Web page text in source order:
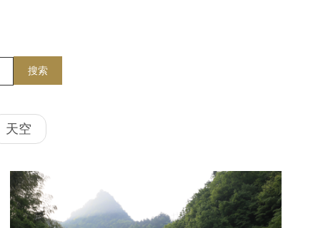
搜索
天空